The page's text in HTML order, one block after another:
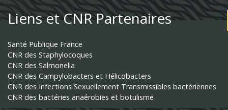
Liens et CNR Partenaires
Santé Publique France
CNR des Staphylocoques
CNR des Salmonella
CNR des Campylobacters et Hélicobacters
CNR des Infections Sexuellement Transmissibles bactériennes
CNR des bactéries anaérobies et botulisme